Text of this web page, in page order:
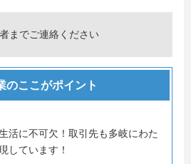
までご連絡ください
のここがポイント
活に不可欠！取引先も多岐にわた
しています！